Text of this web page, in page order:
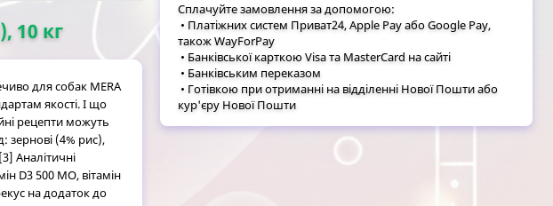
10 кг
для собак MERA
якості. І що
рецепти можуть
зернові (4% рис),
Аналітичні
D3 500 МО, вітамін
на додаток до
Сплачуйте замовлення за допомогою:
• Платіжних систем Приват24, Apple Pay або Google Pay,
також WayForPay
• Банківської карткою Visa та MasterCard на сайті
• Банківським переказом
• Готівкою при отриманні на відділенні Нової Пошти або
кур'єру Нової Пошти